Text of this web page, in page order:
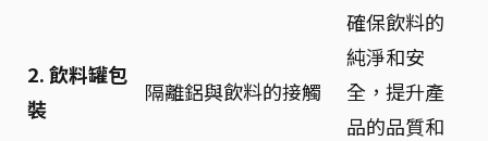
2. 飲料罐包
裝
隔離鋁與飲料的接觸
確保飲料的
純淨和安
全，提升產
品的品質和